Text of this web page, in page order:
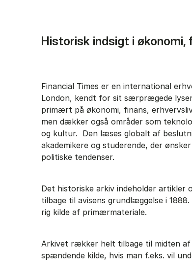
Hi­sto­risk ind­sigt i økonomi,
Financial Times er en international
London, kendt for sit særprægede
primært på økonomi, finans,
men dækker også områder som
og kultur. Den læses globalt af
akademikere og studerende, der
politiske tendenser.
Det historiske arkiv indeholder artikler
tilbage til avisens grundlæggelse i
rig kilde af primærmateriale.
Arkivet rækker helt tilbage til midten
spændende kilde, hvis man f.eks. vil